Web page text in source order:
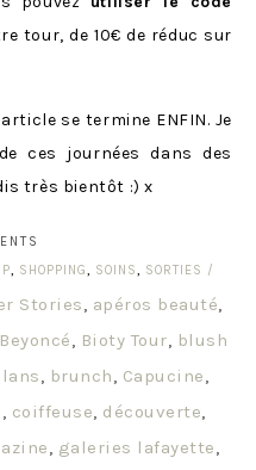
tour, de 10€ de réduc sur
se termine ENFIN. Je
ces journées dans des
très bientôt :) x
SHOPPING SOINS SORTIES /
Stories apéros beauté
Beyoncé Bioty Tour
blush
brunch Capucine
coiffeuse découverte
galeries lafayette